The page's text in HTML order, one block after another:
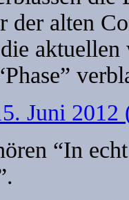
der alten
aktuellen
Juni 2012
“In